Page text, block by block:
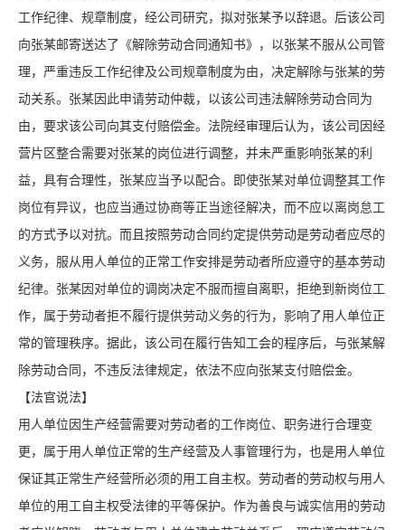
工作纪律、规章制度，经公司研究，拟对张某予以辞退。后该公司
向张某邮寄送达了《解除劳动合同通知书》，以张某不服从公司管
理，严重违反工作纪律及公司规章制度为由，决定解除与张某的劳
动关系。张某因此申请劳动仲裁，以该公司违法解除劳动合同为
由，要求该公司向其支付赔偿金。法院经审理后认为，该公司因经
营片区整合需要对张某的岗位进行调整，并未严重影响张某的利
益，具有合理性，张某应当予以配合。即使张某对单位调整其工作
岗位有异议，也应当通过协商等正当途径解决，而不应以离岗怠工
的方式予以对抗。而且按照劳动合同约定提供劳动是劳动者应尽的
义务，服从用人单位的正常工作安排是劳动者所应遵守的基本劳动
纪律。张某因对单位的调岗决定不服而擅自离职，拒绝到新岗位工
作，属于劳动者拒不履行提供劳动义务的行为，影响了用人单位正
常的管理秩序。据此，该公司在履行告知工会的程序后，与张某解
除劳动合同，不违反法律规定，依法不应向张某支付赔偿金。
【法官说法】
用人单位因生产经营需要对劳动者的工作岗位、职务进行合理变
更，属于用人单位正常的生产经营及人事管理行为，也是用人单位
保证其正常生产经营所必须的用工自主权。劳动者的劳动权与用人
单位的用工自主权受法律的平等保护。作为善良与诚实信用的劳动